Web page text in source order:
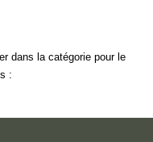
dans la catégorie pour le
: